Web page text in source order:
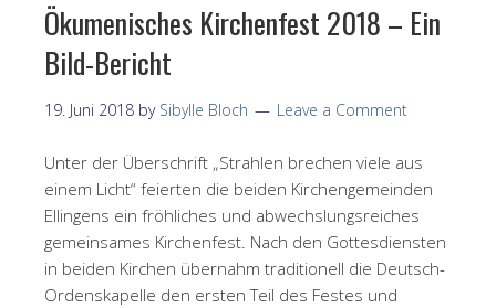
Ökumenisches Kirchenfest 2018 – Ein
Bild-Bericht
19. Juni 2018 by Sibylle Bloch Leave a Comment
Unter der Überschrift „Strahlen brechen viele aus
einem Licht“ feierten die beiden Kirchengemeinden
Ellingens ein fröhliches und abwechslungsreiches
gemeinsames Kirchenfest. Nach den Gottesdiensten
in beiden Kirchen übernahm traditionell die Deutsch-
Ordenskapelle den ersten Teil des Festes und